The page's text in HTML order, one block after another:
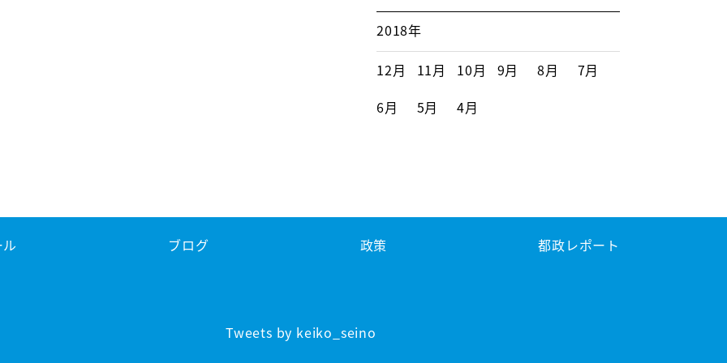
2018年
12月 11月 10月 9月 8月
7月
6月
5月 4月
ブログ 政策 都政レポート
Tweets by keiko_seino